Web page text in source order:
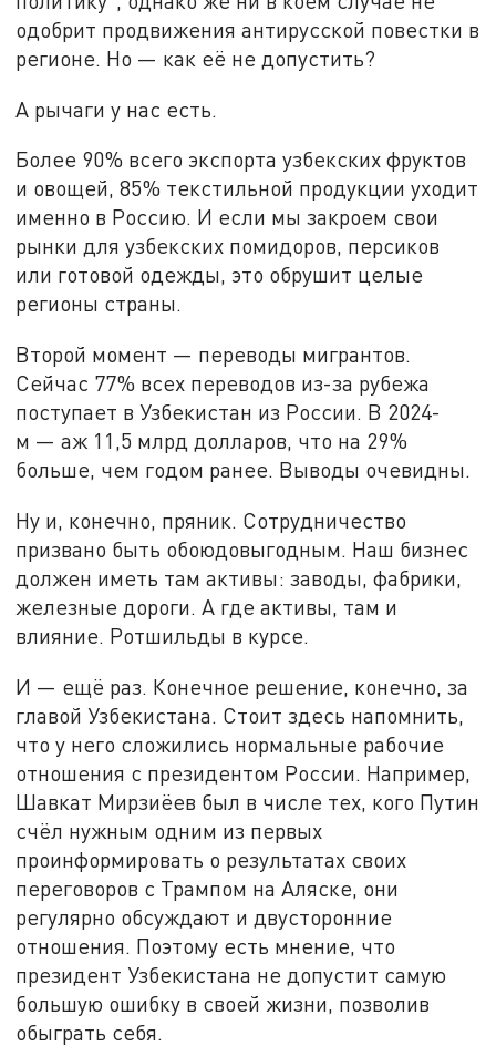
одобрит продвижения антирусской повестки в
регионе. Но — как её не допустить?
А рычаги у нас есть.
Более 90% всего экспорта узбекских фруктов
и овощей, 85% текстильной продукции уходит
именно в Россию. И если мы закроем свои
рынки для узбекских помидоров, персиков
или готовой одежды, это обрушит целые
регионы страны.
Второй момент — переводы мигрантов.
Сейчас 77% всех переводов из-за рубежа
поступает в Узбекистан из России. В 2024-
м — аж 11,5 млрд долларов, что на 29%
больше, чем годом ранее. Выводы очевидны.
Ну и, конечно, пряник. Сотрудничество
призвано быть обоюдовыгодным. Наш бизнес
должен иметь там активы: заводы, фабрики,
железные дороги. А где активы, там и
влияние. Ротшильды в курсе.
И — ещё раз. Конечное решение, конечно, за
главой Узбекистана. Стоит здесь напомнить,
что у него сложились нормальные рабочие
отношения с президентом России. Например,
Шавкат Мирзиёев был в числе тех, кого Путин
счёл нужным одним из первых
проинформировать о результатах своих
переговоров с Трампом на Аляске, они
регулярно обсуждают и двусторонние
отношения. Поэтому есть мнение, что
президент Узбекистана не допустит самую
большую ошибку в своей жизни, позволив
обыграть себя.